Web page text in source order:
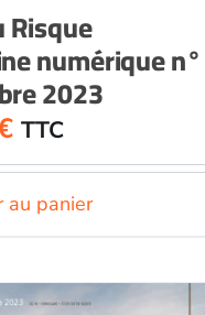
Risque
numérique
2023
TTC
au panier